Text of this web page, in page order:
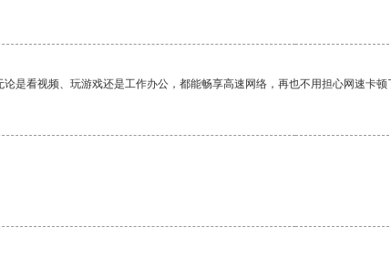
是看视频、玩游戏还是工作办公，都能畅享高速网络，再也不用担心网速卡顿